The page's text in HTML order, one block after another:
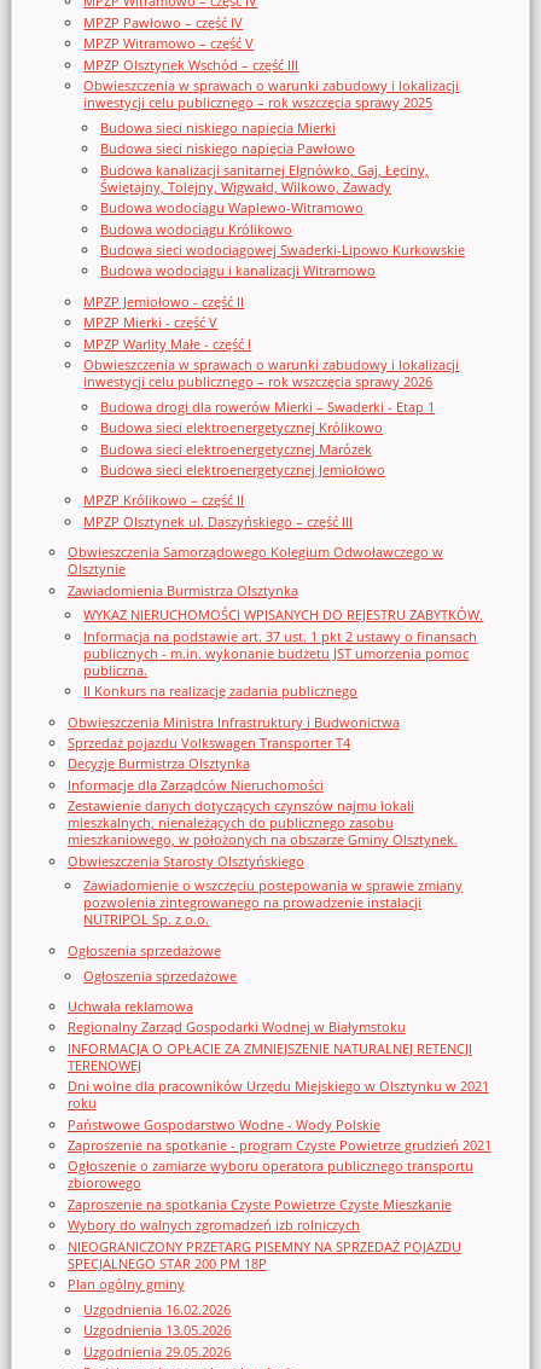
MPZP Pawłowo – część IV
MPZP Witramowo – część V
MPZP Olsztynek Wschód – część III
Obwieszczenia w sprawach o warunki zabudowy i lokalizacji
inwestycji celu publicznego – rok wszczęcia sprawy 2025
Budowa sieci niskiego napięcia Mierki
Budowa sieci niskiego napięcia Pawłowo
Budowa kanalizacji sanitarnej Elgnówko, Gaj, Łęciny,
Świętajny, Tolejny, Wigwałd, Wilkowo, Zawady
Budowa wodociągu Waplewo-Witramowo
Budowa wodociągu Królikowo
Budowa sieci wodociągowej Swaderki-Lipowo Kurkowskie
Budowa wodociągu i kanalizacji Witramowo
MPZP Jemiołowo - część II
MPZP Mierki - część V
MPZP Warlity Małe - część I
Obwieszczenia w sprawach o warunki zabudowy i lokalizacji
inwestycji celu publicznego – rok wszczęcia sprawy 2026
Budowa drogi dla rowerów Mierki – Swaderki - Etap 1
Budowa sieci elektroenergetycznej Królikowo
Budowa sieci elektroenergetycznej Marózek
Budowa sieci elektroenergetycznej Jemiołowo
MPZP Królikowo – część II
MPZP Olsztynek ul. Daszyńskiego – część III
Obwieszczenia Samorządowego Kolegium Odwoławczego w
Olsztynie
Zawiadomienia Burmistrza Olsztynka
WYKAZ NIERUCHOMOŚCI WPISANYCH DO REJESTRU ZABYTKÓW.
Informacja na podstawie art. 37 ust. 1 pkt 2 ustawy o finansach
publicznych - m.in. wykonanie budżetu JST umorzenia pomoc
publiczna.
II Konkurs na realizację zadania publicznego
Obwieszczenia Ministra Infrastruktury i Budwonictwa
Sprzedaż pojazdu Volkswagen Transporter T4
Decyzje Burmistrza Olsztynka
Informacje dla Zarządców Nieruchomości
Zestawienie danych dotyczących czynszów najmu lokali
mieszkalnych, nienależących do publicznego zasobu
mieszkaniowego, w położonych na obszarze Gminy Olsztynek.
Obwieszczenia Starosty Olsztyńskiego
Zawiadomienie o wszczęciu postępowania w sprawie zmiany
pozwolenia zintegrowanego na prowadzenie instalacji
NUTRIPOL Sp. z o.o.
Ogłoszenia sprzedażowe
Ogłoszenia sprzedażowe
Uchwała reklamowa
Regionalny Zarząd Gospodarki Wodnej w Białymstoku
INFORMACJA O OPŁACIE ZA ZMNIEJSZENIE NATURALNEJ RETENCJI
TERENOWEJ
Dni wolne dla pracowników Urzędu Miejskiego w Olsztynku w 2021
roku
Państwowe Gospodarstwo Wodne - Wody Polskie
Zaproszenie na spotkanie - program Czyste Powietrze grudzień 2021
Ogłoszenie o zamiarze wyboru operatora publicznego transportu
zbiorowego
Zaproszenie na spotkania Czyste Powietrze Czyste Mieszkanie
Wybory do walnych zgromadzeń izb rolniczych
NIEOGRANICZONY PRZETARG PISEMNY NA SPRZEDAŻ POJAZDU
SPECJALNEGO STAR 200 PM 18P
Plan ogólny gminy
Uzgodnienia 16.02.2026
Uzgodnienia 13.05.2026
Uzgodnienia 29.05.2026